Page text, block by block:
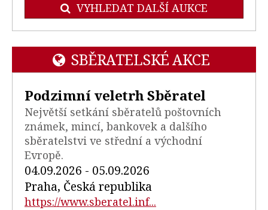
VYHLEDAT DALŠÍ AUKCE
SBĚRATELSKÉ AKCE
Podzimní veletrh Sběratel
Největší setkání sběratelů poštovních
známek, mincí, bankovek a dalšího
sběratelstvi ve střední a východní
Evropě.
04.09.2026 - 05.09.2026
Praha, Česká republika
https://www.sberatel.inf...